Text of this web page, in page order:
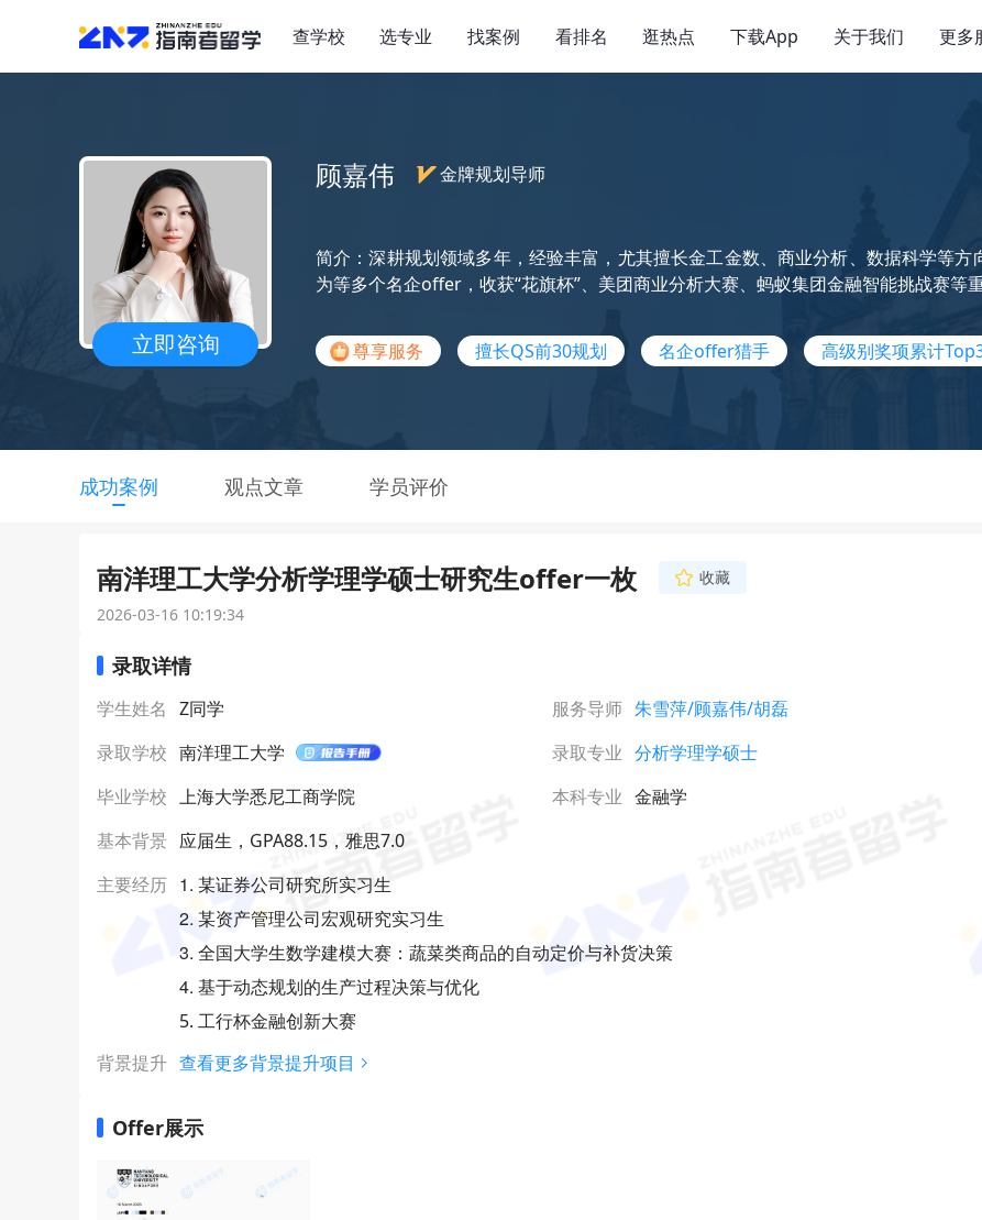
查学校 选专业 找案例 看排名 逛热点 下载App 关于我们 更多
立即咨询
顾嘉伟 金牌规划导师
简介：深耕规划领域多年，经验丰富，尤其擅长金工金数、商业分析、数据科学等
为等多个名企offer，收获“花旗杯”、美团商业分析大赛、蚂蚁集团金融智能挑战赛等
尊享服务 擅长QS前30规划 名企offer猎手 高级别奖项累计
成功案例 观点文章 学员评价
南洋理工大学分析学理学硕士研究生offer一枚
收藏
2026-03-16 10:19:34
录取详情
学生姓名 Z同学 服务导师 朱雪萍/顾嘉伟/胡磊
录取学校 南洋理工大学 录取专业 分析学理学硕士
毕业学校 上海大学悉尼工商学院 本科专业 金融学
基本背景 应届生，GPA88.15，雅思7.0
主要经历 1. 某证券公司研究所实习生
2. 某资产管理公司宏观研究实习生
3. 全国大学生数学建模大赛：蔬菜类商品的自动定价与补货决策
4. 基于动态规划的生产过程决策与优化
5. 工行杯金融创新大赛
背景提升 查看更多背景提升项目
Offer展示